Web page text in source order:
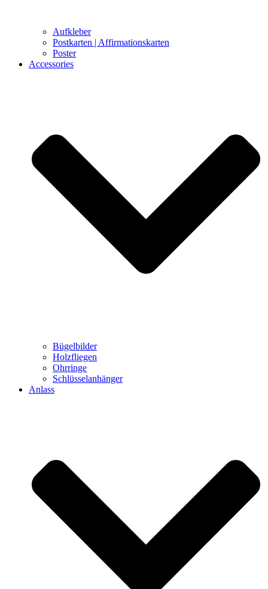
Aufkleber
Postkarten | Affirmationskarten
Poster
Accessories
Bügelbilder
Holzfliegen
Ohrringe
Schlüsselanhänger
Anlass